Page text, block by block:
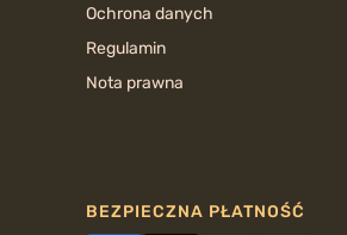
Ochrona danych
Regulamin
Nota prawna
BEZPIECZNA PŁATNOŚĆ